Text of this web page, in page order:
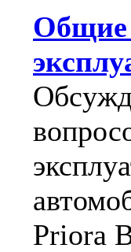
Общие
Priora